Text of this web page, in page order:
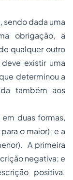
sendo dada uma
obrigação, a
qualquer outro
existir uma
determinou a
também aos
duas formas,
o maior); e a
A primeira
negativa; e
positiva.